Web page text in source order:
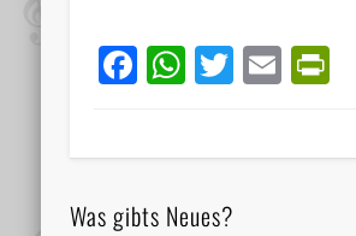
Facebook
WhatsApp
Twitter
Email
Was gibts Neues?